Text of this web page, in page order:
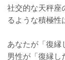
社交的な天秤座
るような積極性
あなたが「復縁
男性が「復縁し